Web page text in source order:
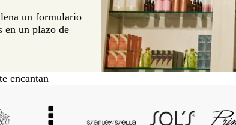
un formulario
en un plazo de
encantan